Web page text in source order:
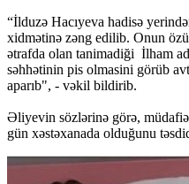
“İlduzə Hacıyeva hadisə
xidmətinə zəng edilib. Onun
ətrafda olan tanimadiği İlham
səhhətinin pis olmasini görüb
aparıb", - vəkil bildirib.
Əliyevin sözlərinə görə,
gün xəstəxanada olduğunu